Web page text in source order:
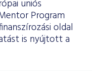
uniós
Program
oldal
is nyújtott a